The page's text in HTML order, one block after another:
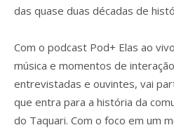
das quase duas décadas de
Com o podcast Pod+ Elas ao
música e momentos de
entrevistadas e ouvintes, vai
que entra para a história da
do Taquari. Com o foco em um